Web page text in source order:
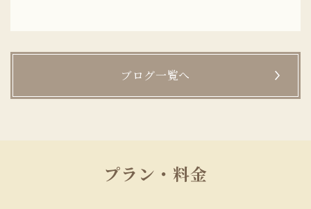
ブログ一覧へ
プラン・料金